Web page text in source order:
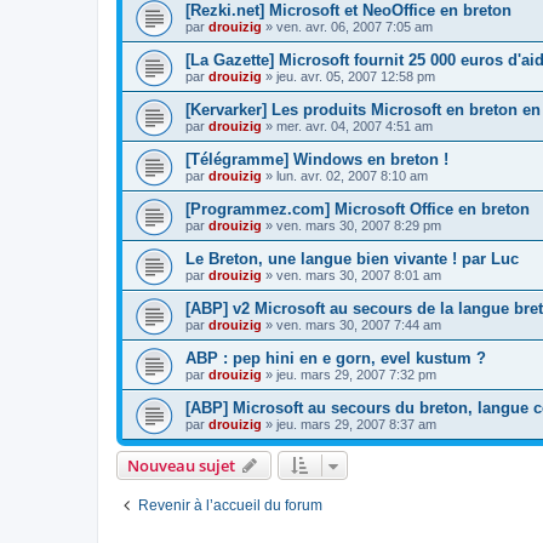
[Rezki.net] Microsoft et NeoOffice en breton
par drouizig » ven. avr. 06, 2007 7:05 am
[La Gazette] Microsoft fournit 25 000 euros
par drouizig » jeu. avr. 05, 2007 12:58 pm
[Kervarker] Les produits Microsoft en breton
par drouizig » mer. avr. 04, 2007 4:51 am
[Télégramme] Windows en breton !
par drouizig » lun. avr. 02, 2007 8:10 am
[Programmez.com] Microsoft Office en breton
par drouizig » ven. mars 30, 2007 8:29 pm
Le Breton, une langue bien vivante ! par Luc
par drouizig » ven. mars 30, 2007 8:01 am
[ABP] v2 Microsoft au secours de la langue
par drouizig » ven. mars 30, 2007 7:44 am
ABP : pep hini en e gorn, evel kustum ?
par drouizig » jeu. mars 29, 2007 7:32 pm
[ABP] Microsoft au secours du breton, langue
par drouizig » jeu. mars 29, 2007 8:37 am
Nouveau sujet
Revenir à l’accueil du forum